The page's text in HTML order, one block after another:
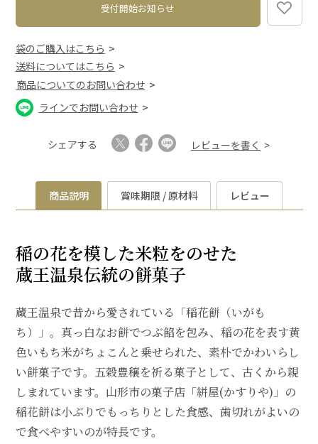
受付開始お知らせ
袋のご購入はこちら
送料についてはこちら
商品についてのお問い合わせ
ラインでお問い合わせ
シェアする レビューを書く
商品説明 賞味期限 / 原材料 レビュー
稲の花を模した米粒をのせた
蔵王温泉伝統の餅菓子
蔵王温泉で昔から愛されている「稲花餅（いがも
ち）」。真っ白なお餅でつぶ餡を包み、稲の花を表す黄
色いもち米がちょこんと乗せられた、素朴でかわいらし
い餅菓子です。五穀豊穣を祈る菓子として、古くから親
しまれています。山形市の菓子店「絣屋(かすりや)」の
稲花餅は小ぶりでもっちりとした食感、歯切れがよいの
で食べやすいのが特長です。